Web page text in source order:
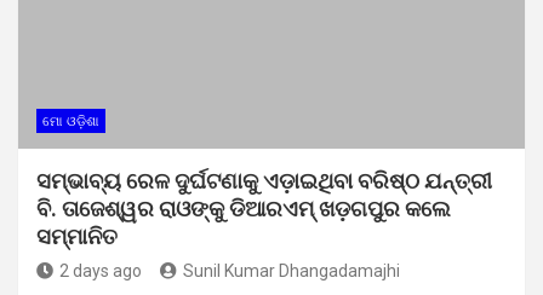
ମୋ ଓଡ଼ିଶା
ସମ୍ଭାବ୍ୟ ରେଳ ଦୁର୍ଘଟଣାକୁ ଏଡ଼ାଇଥିବା ବରିଷ୍ଠ ଯନ୍ତ୍ରୀ
ବି. ତାଜେଶ୍ୱର ରାଓଙ୍କୁ ଡିଆରଏମ୍ ଖଡ଼ଗପୁର କଲେ
ସମ୍ମାନିତ
2 days ago Sunil Kumar Dhangadamajhi